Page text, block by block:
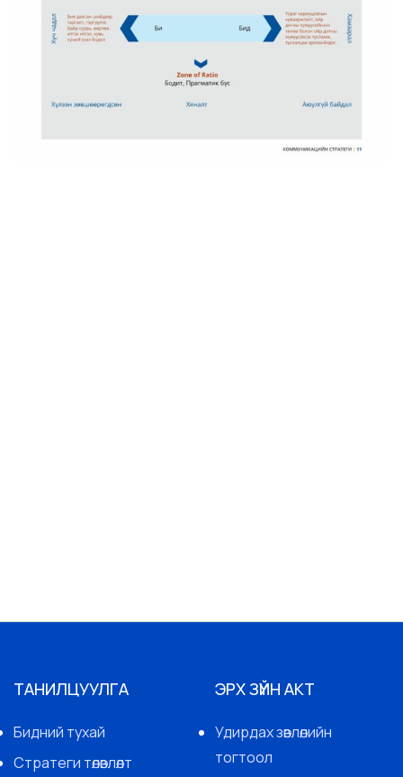
ТАНИЛЦУУЛГА
Бидний тухай
Стратеги төлөвлөлт
ЭРХ ЗҮЙН АКТ
Удирдах зөвлөлийн
тогтоол